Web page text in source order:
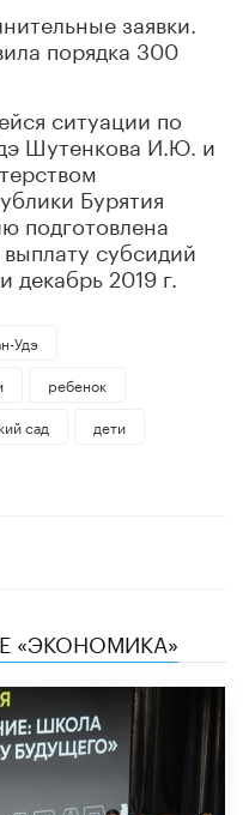
заявки.
порядка 300
ситуации по
Шутенкова И.Ю. и
Бурятия
подготовлена
субсидий
2019 г.
Удэ
ребенок
сад
дети
«ЭКОНОМИКА»